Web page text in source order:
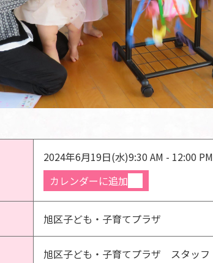
2024年6月19日(水)9:30 AM - 12:00 PM
カレンダーに追加
旭区子ども・子育てプラザ
旭区子ども・子育てプラザ スタッフ